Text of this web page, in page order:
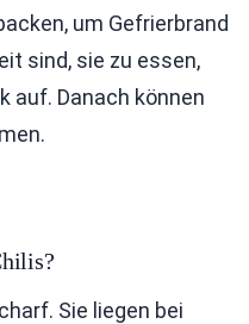
um Gefrierbrand
sind, sie zu essen,
auf. Danach können
Sie liegen bei